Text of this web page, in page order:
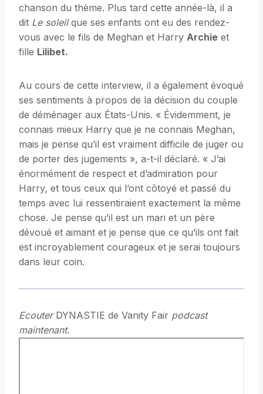
chanson du thème. Plus tard cette année-là, il a
dit Le soleilque ses enfants ont eu des rendez-
vous avec le fils de Meghan et Harry Archie et
fille Lilibet.
Au cours de cette interview, il a également évoqué
ses sentiments à propos de la décision du couple
de déménager aux États-Unis. « Évidemment, je
connais mieux Harry que je ne connais Meghan,
mais je pense qu’il est vraiment difficile de juger ou
de porter des jugements », a-t-il déclaré. « J’ai
énormément de respect et d’admiration pour
Harry, et tous ceux qui l’ont côtoyé et passé du
temps avec lui ressentiraient exactement la même
chose. Je pense qu’il est un mari et un père
dévoué et aimant et je pense que ce qu’ils ont fait
est incroyablement courageux et je serai toujours
dans leur coin.
EcouterDYNASTIE de Vanity Fair podcast
maintenant.